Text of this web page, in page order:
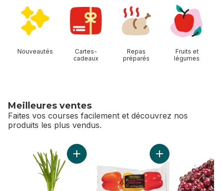
Nouveautés
Cartes-
cadeaux
Repas
préparés
Fruits et
légumes
Meilleures ventes
Faites vos courses facilement et découvrez nos
produits les plus vendus.
sauter Meilleures ventes
Ajouter Oignons verts au panierAjouter Poivrons